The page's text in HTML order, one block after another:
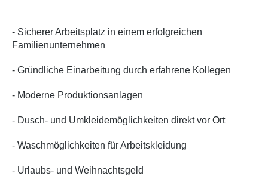
- Sicherer Arbeitsplatz in einem erfolgreichen
Familienunternehmen
- Gründliche Einarbeitung durch erfahrene Kollegen
- Moderne Produktionsanlagen
- Dusch- und Umkleidemöglichkeiten direkt vor Ort
- Waschmöglichkeiten für Arbeitskleidung
- Urlaubs- und Weihnachtsgeld